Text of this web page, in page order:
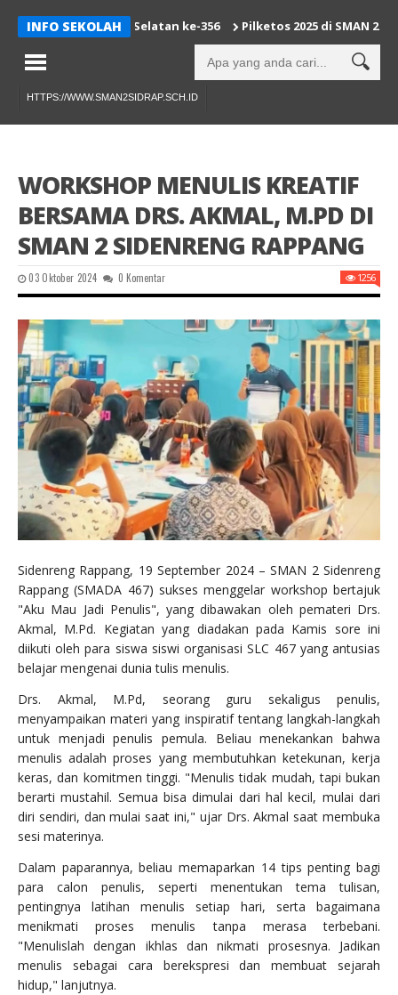
INFO SEKOLAH
Jadi Sulawesi Selatan ke-356 Pilketos 2025 di SMAN 2
HTTPS://WWW.SMAN2SIDRAP.SCH.ID
WORKSHOP MENULIS KREATIF
BERSAMA DRS. AKMAL, M.PD DI
SMAN 2 SIDENRENG RAPPANG
03 Oktober 2024 0 Komentar 1256
Sidenreng Rappang, 19 September 2024 – SMAN 2 Sidenreng
Rappang (SMADA 467) sukses menggelar workshop bertajuk
"Aku Mau Jadi Penulis", yang dibawakan oleh pemateri Drs.
Akmal, M.Pd. Kegiatan yang diadakan pada Kamis sore ini
diikuti oleh para siswa siswi organisasi SLC 467 yang antusias
belajar mengenai dunia tulis menulis.
Drs. Akmal, M.Pd, seorang guru sekaligus penulis,
menyampaikan materi yang inspiratif tentang langkah-langkah
untuk menjadi penulis pemula. Beliau menekankan bahwa
menulis adalah proses yang membutuhkan ketekunan, kerja
keras, dan komitmen tinggi. "Menulis tidak mudah, tapi bukan
berarti mustahil. Semua bisa dimulai dari hal kecil, mulai dari
diri sendiri, dan mulai saat ini," ujar Drs. Akmal saat membuka
sesi materinya.
Dalam paparannya, beliau memaparkan 14 tips penting bagi
para calon penulis, seperti menentukan tema tulisan,
pentingnya latihan menulis setiap hari, serta bagaimana
menikmati proses menulis tanpa merasa terbebani.
"Menulislah dengan ikhlas dan nikmati prosesnya. Jadikan
menulis sebagai cara berekspresi dan membuat sejarah
hidup," lanjutnya.